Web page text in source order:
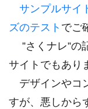
サンプルサイ
ズのテスト でご
”さくナレ”の
サイトでもあり
デザインやコ
すが、悪しから